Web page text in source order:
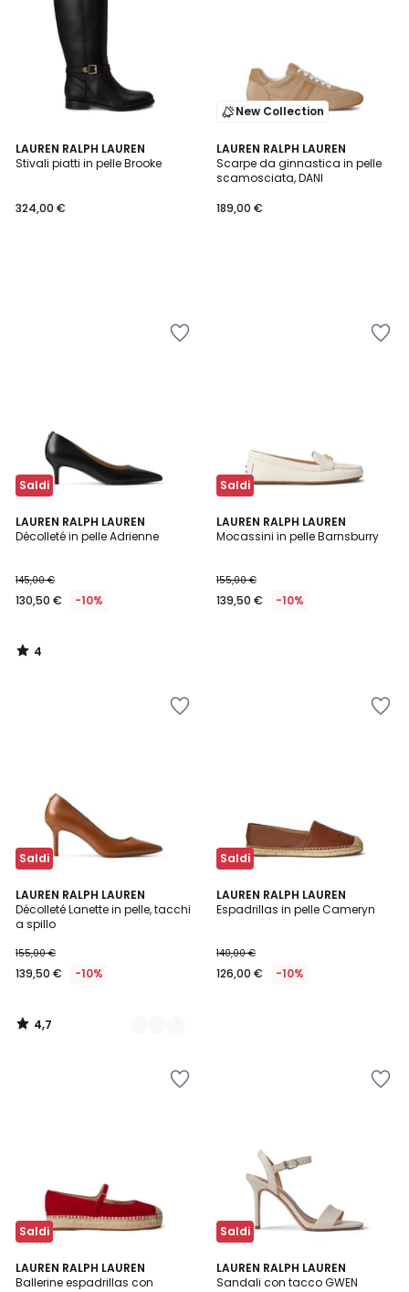
LAUREN RALPH LAUREN
Stivali piatti in pelle Brooke
324,00 €
New Collection
LAUREN RALPH LAUREN
Scarpe da ginnastica in pelle
scamosciata, DANI
189,00 €
Saldi
LAUREN RALPH LAUREN
Décolleté in pelle Adrienne
145,00 €
130,50 € -10%
4
/
4
/
Saldi
LAUREN RALPH LAUREN
Mocassini in pelle Barnsburry
155,00 €
139,50 € -10%
Saldi
LAUREN RALPH LAUREN
Décolleté Lanette in pelle, tacchi
a spillo
155,00 €
139,50 € -10%
4,7
/ 5
2
Colori
4,7
/
Saldi
LAUREN RALPH LAUREN
Espadrillas in pelle Cameryn
140,00 €
126,00 € -10%
Saldi
LAUREN RALPH LAUREN
Ballerine espadrillas con
5
/
Saldi
LAUREN RALPH LAUREN
Sandali con tacco GWEN